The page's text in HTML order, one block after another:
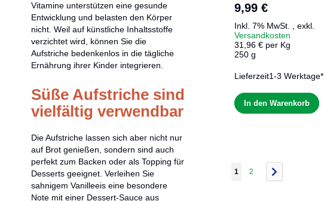
9,99 €
Inkl. 7% MwSt. , exkl.
Versandkosten
31,96 € per Kg
250 g
Lieferzeit1-3 Werktage*
In den Warenkorb
Seite
Sie lesen gerade Seite
1 Seite
2 Seite
Weiter
Vitamine unterstützen eine gesunde
Entwicklung und belasten den Körper
nicht. Weil auf künstliche Inhaltsstoffe
verzichtet wird, können Sie die
Aufstriche bedenkenlos in die tägliche
Ernährung ihrer Kinder integrieren.
Süße Aufstriche sind
vielfältig verwendbar
Die Aufstriche lassen sich aber nicht nur
auf Brot genießen, sondern sind auch
perfekt zum Backen oder als Topping für
Desserts geeignet. Verleihen Sie
sahnigem Vanilleeis eine besondere
Note mit einer Dessert-Sauce aus